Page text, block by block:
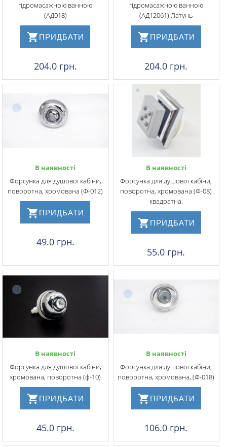
гідромасажною ванною
(АД018)
ПРИДБАТИ
204.0 грн.
гідромасажною ванною
(АД12061) Латунь
ПРИДБАТИ
204.0 грн.
В наявності
Форсунка для душової кабіни,
поворотна, хромована (Ф-012)
ПРИДБАТИ
49.0 грн.
В наявності
Форсунка для душової кабіни,
поворотна, хромована (Ф-08)
квадратна.
ПРИДБАТИ
55.0 грн.
В наявності
Форсунка для душової кабіни,
хромована, поворотна (ф-10)
ПРИДБАТИ
45.0 грн.
В наявності
Форсунка для душової кабіни,
поворотна, хромована, (Ф-018)
ПРИДБАТИ
106.0 грн.